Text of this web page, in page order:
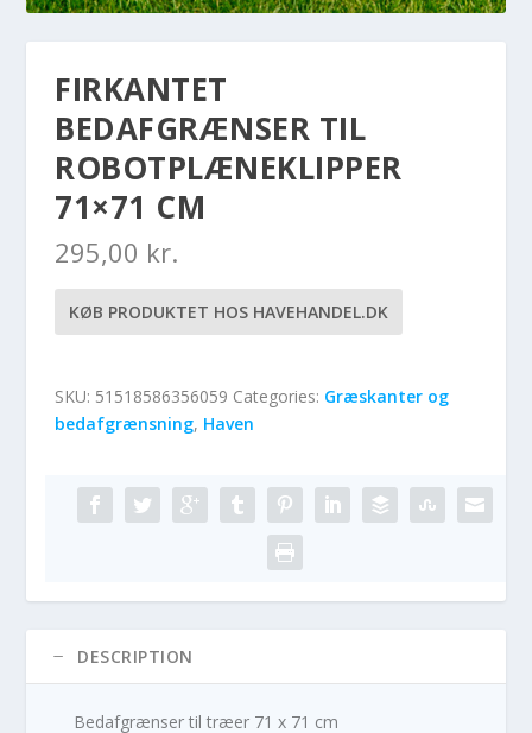
FIRKANTET
BEDAFGRÆNSER TIL
ROBOTPLÆNEKLIPPER
71×71 CM
295,00 kr.
KØB PRODUKTET HOS HAVEHANDEL.DK
SKU: 51518586356059 Categories: Græskanter og
bedafgrænsning, Haven
DESCRIPTION
Bedafgrænser til træer 71 x 71 cm